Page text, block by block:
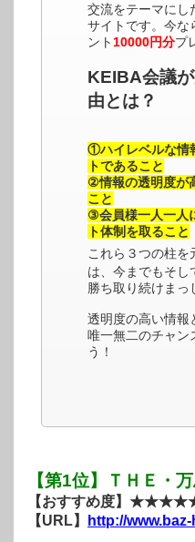
交流をテーマにし
サイトです。今な
ント 10000円分プ
KEIBA会議
由とは？
①ハイレベルな情
トであること
②情報の透明度が
こと
③会員様一人一人
ト体制を取ること
これら３つの柱を
は、今までもそし
勝ち取り続けまっ
透明度の高い情報
唯一無二のチャン
う！
【第1位】ＴＨＥ・
【おすすめ度】
【URL】
http://